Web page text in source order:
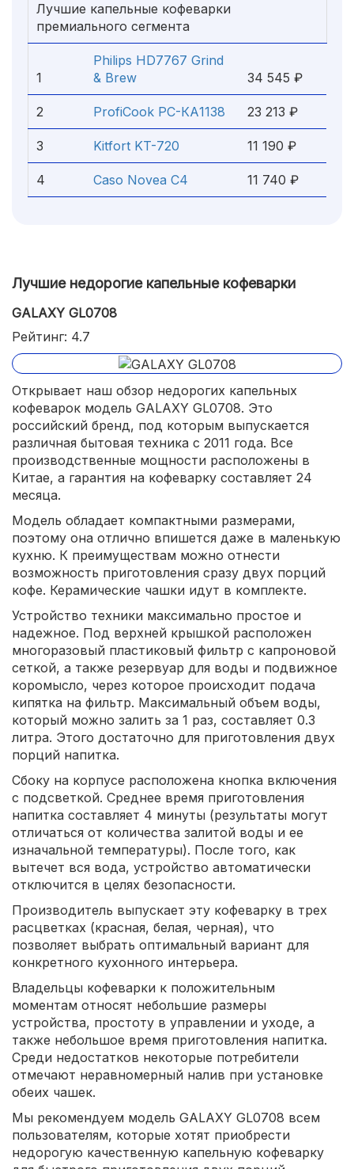
Лучшие капельные кофеварки
премиального сегмента
1
Philips HD7767 Grind
& Brew
34 545 ₽
2 ProfiCook PC-КА1138 23 213 ₽
3 Kitfort KT-720 11 190 ₽
4 Caso Novea C4 11 740 ₽
Лучшие недорогие капельные кофеварки
GALAXY GL0708
Рейтинг: 4.7
Открывает наш обзор недорогих капельных
кофеварок модель GALAXY GL0708. Это
российский бренд, под которым выпускается
различная бытовая техника с 2011 года. Все
производственные мощности расположены в
Китае, а гарантия на кофеварку составляет 24
месяца.
Модель обладает компактными размерами,
поэтому она отлично впишется даже в маленькую
кухню. К преимуществам можно отнести
возможность приготовления сразу двух порций
кофе. Керамические чашки идут в комплекте.
Устройство техники максимально простое и
надежное. Под верхней крышкой расположен
многоразовый пластиковый фильтр с капроновой
сеткой, а также резервуар для воды и подвижное
коромысло, через которое происходит подача
кипятка на фильтр. Максимальный объем воды,
который можно залить за 1 раз, составляет 0.3
литра. Этого достаточно для приготовления двух
порций напитка.
Сбоку на корпусе расположена кнопка включения
с подсветкой. Среднее время приготовления
напитка составляет 4 минуты (результаты могут
отличаться от количества залитой воды и ее
изначальной температуры). После того, как
вытечет вся вода, устройство автоматически
отключится в целях безопасности.
Производитель выпускает эту кофеварку в трех
расцветках (красная, белая, черная), что
позволяет выбрать оптимальный вариант для
конкретного кухонного интерьера.
Владельцы кофеварки к положительным
моментам относят небольшие размеры
устройства, простоту в управлении и уходе, а
также небольшое время приготовления напитка.
Среди недостатков некоторые потребители
отмечают неравномерный налив при установке
обеих чашек.
Мы рекомендуем модель GALAXY GL0708 всем
пользователям, которые хотят приобрести
недорогую качественную капельную кофеварку